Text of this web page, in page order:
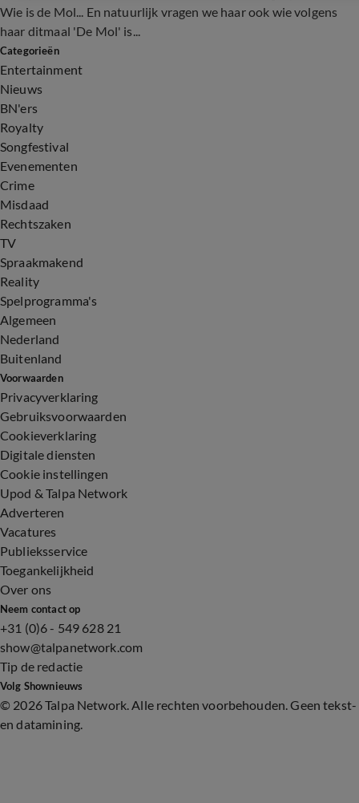
Wie is de Mol... En natuurlijk vragen we haar ook wie volgens
haar ditmaal 'De Mol' is...
Categorieën
Entertainment
Nieuws
BN'ers
Royalty
Songfestival
Evenementen
Crime
Misdaad
Rechtszaken
TV
Spraakmakend
Reality
Spelprogramma's
Algemeen
Nederland
Buitenland
Voorwaarden
Privacyverklaring
Gebruiksvoorwaarden
Cookieverklaring
Digitale diensten
Cookie instellingen
Upod & Talpa Network
Adverteren
Vacatures
Publieksservice
Toegankelijkheid
Over ons
Neem contact op
+31 (0)6 - 549 628 21
show@talpanetwork.com
Tip de redactie
Volg Shownieuws
© 2026 Talpa Network. Alle rechten voorbehouden. Geen tekst-
en datamining.